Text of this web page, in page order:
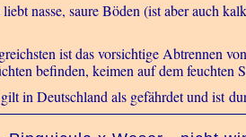
nasse, saure Böden (ist aber auch
ist das vorsichtige Abtrennen
befinden, keimen auf dem feuchten
in Deutschland als gefährdet und ist